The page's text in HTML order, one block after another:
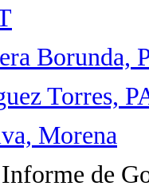
Borunda,
Torres,
Morena
de